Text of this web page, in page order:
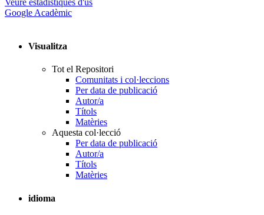
Google Acadèmic
Visualitza
Tot el Repositori
Comunitats i col·leccions
Per data de publicació
Autor/a
Títols
Matèries
Aquesta col·lecció
Per data de publicació
Autor/a
Títols
Matèries
idioma